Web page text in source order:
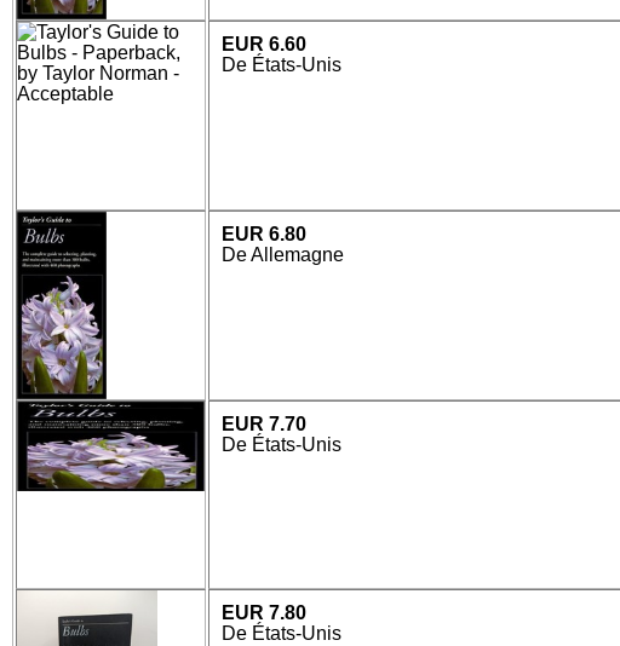
EUR 6.60
De États-Unis
EUR 6.80
De Allemagne
EUR 7.70
De États-Unis
EUR 7.80
De États-Unis